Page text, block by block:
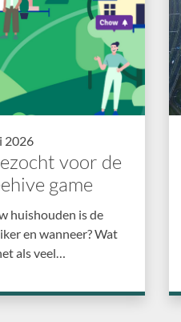
2026
voor de
game
huishouden is de
en wanneer? Wat
als veel…